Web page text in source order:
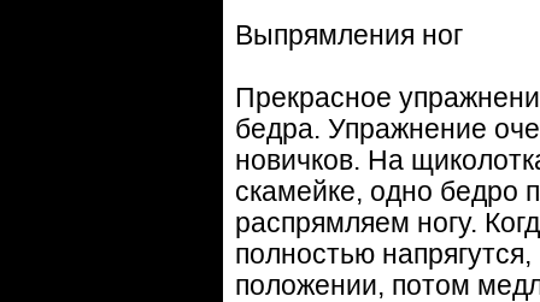
Выпрямления ног
Прекрасное
бедра. Упражнение
новичков. На
скамейке, одно бедро
распрямляем ногу.
полностью
положении, потом